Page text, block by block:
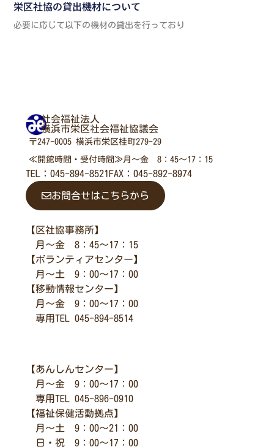
栄区社協の貸出機材について
必要に応じて以下の機材の貸出を行っており
社会福祉法人
横浜市栄区社会福祉協議会
〒247-0005 横浜市栄区桂町279-29
≪開館時間・受付時間≫月～金 8：45～17：15
TEL：045-894-8521FAX：045-892-8974
お問合せはこちらから
【区社協事務所】
月～金 8：45～17：15
【ボランティアセンター】
月～土 9：00～17：00
【移動情報センター】
月～金 9：00～17：00
専用TEL 045-894-8514
【あんしんセンター】
月～金 9：00～17：00
専用TEL 045-896-0910
【福祉保健活動拠点】
月～土 9：00～21：00
日・祝 9：00～17：00